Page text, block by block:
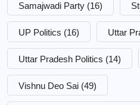
Samajwadi Party (16)
UP Politics (16) Uttar
Uttar Pradesh Politics (14)
Vishnu Deo Sai (49)